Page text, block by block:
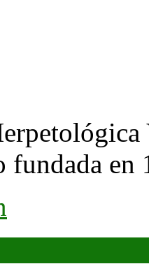
fundada en